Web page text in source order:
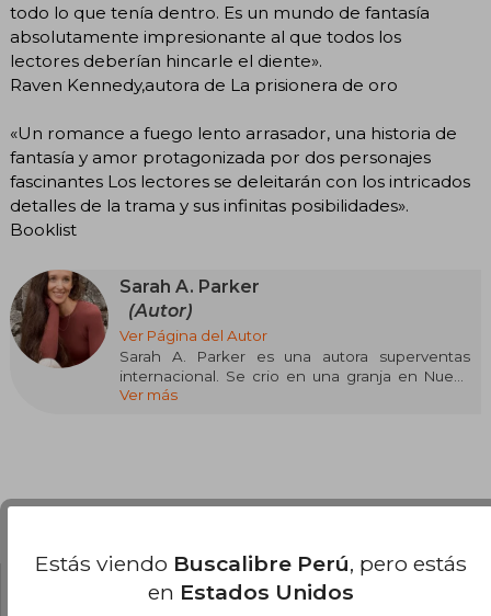
todo lo que tenía dentro. Es un mundo de fantasía
absolutamente impresionante al que todos los
lectores deberían hincarle el diente».
Raven Kennedy,autora de La prisionera de oro
«Un romance a fuego lento arrasador, una historia de
fantasía y amor protagonizada por dos personajes
fascinantes Los lectores se deleitarán con los intricados
detalles de la trama y sus infinitas posibilidades».
Booklist
Sarah A. Parker
(Autor)
Ver Página del Autor
Sarah A. Parker es una autora superventas
internacional. Se crio en una granja en Nueva
Zelanda, donde pasaba los días deambulando
a volcar sus historias en papel. Su género
predilecto es la fantasía romántica épica y se
esfuerza por crear personajes reales y
Ver más
Estás viendo Buscalibre Perú, pero estás
en Estados Unidos